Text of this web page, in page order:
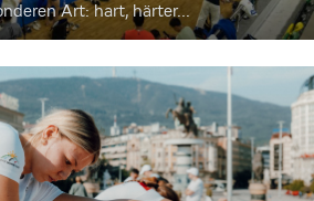
Art: hart, härter...